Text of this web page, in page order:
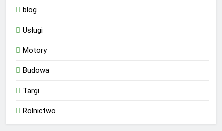
blog
Usługi
Motory
Budowa
Targi
Rolnictwo